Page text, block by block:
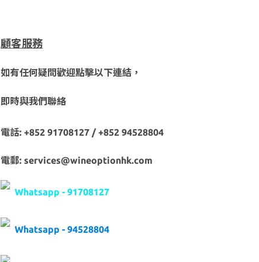
顧客服務
如有任何疑問歡迎點擊以下連結，
即時與我們聯絡
電話: +852 91708127 / +852 94528804
電郵: services@wineoptionhk.com
Whatsapp - 91708127
Whatsapp - 94528804